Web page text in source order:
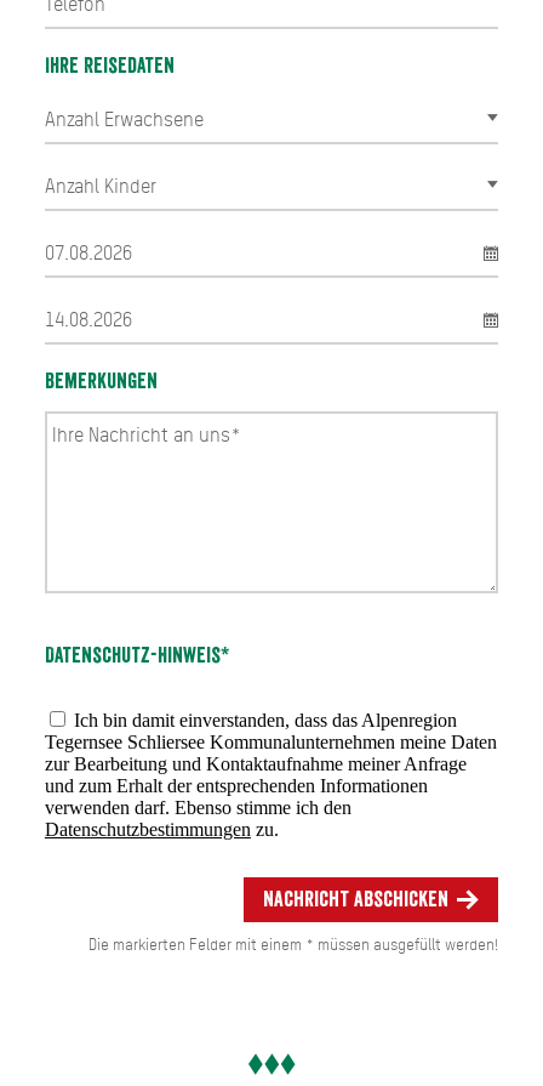
Ihre Reisedaten
Bemerkungen
Datenschutz-Hinweis*
Ich bin damit einverstanden, dass das Alpenregion
Tegernsee Schliersee Kommunalunternehmen meine Daten
zur Bearbeitung und Kontaktaufnahme meiner Anfrage
und zum Erhalt der entsprechenden Informationen
verwenden darf. Ebenso stimme ich den
Datenschutzbestimmungen zu.
Nachricht abschicken
Die markierten Felder mit einem * müssen ausgefüllt werden!